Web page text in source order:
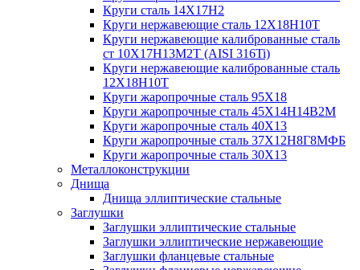
Круги сталь 14Х17Н2
Круги нержавеющие сталь 12Х18Н10Т
Круги нержавеющие калиброванные сталь
ст 10Х17Н13М2Т (AISI 316Ti)
Круги нержавеющие калиброванные сталь
12Х18Н10Т
Круги жаропрочные сталь 95Х18
Круги жаропрочные сталь 45Х14Н14В2М
Круги жаропрочные сталь 40Х13
Круги жаропрочные сталь 37Х12Н8Г8МФБ
Круги жаропрочные сталь 30Х13
Металлоконструкции
Днища
Днища эллиптические стальные
Заглушки
Заглушки эллиптические стальные
Заглушки эллиптические нержавеющие
Заглушки фланцевые стальные